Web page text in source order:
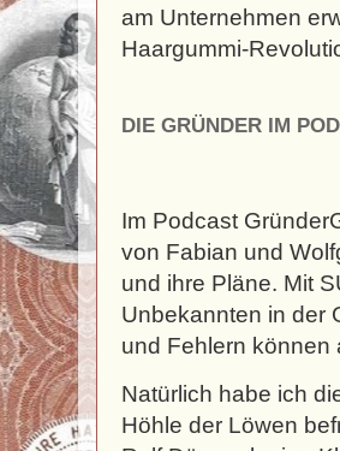
am Unternehmen
Haargummi-
DIE GRÜNDER IM
Im Podcast
von Fabian und
und ihre Pläne. Mit
Unbekannten in der
und Fehlern
Natürlich habe ich
Höhle der Löwen